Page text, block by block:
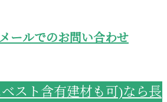
メールでのお問い合わせ
スト含有建材も可)なら長